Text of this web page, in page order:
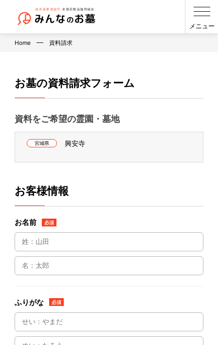
メニュー
Home 資料請求
お墓の資料請求フォーム
資料をご希望の霊園・墓地
宮城県 興安寺
お客様情報
お名前 必須
ふりがな 必須